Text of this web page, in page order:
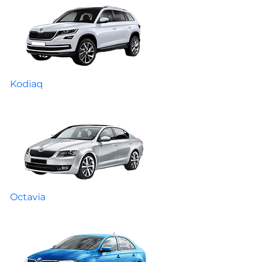
Kodiaq
Octavia